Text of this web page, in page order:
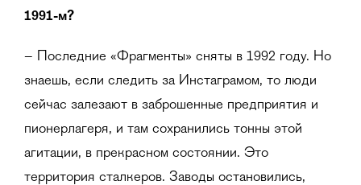
1991-м?
– Последние «Фрагменты» сняты в 1992 году. Но
знаешь, если следить за Инстаграмом, то люди
сейчас залезают в заброшенные предприятия и
пионерлагеря, и там сохранились тонны этой
агитации, в прекрасном состоянии. Это
территория сталкеров. Заводы остановились,